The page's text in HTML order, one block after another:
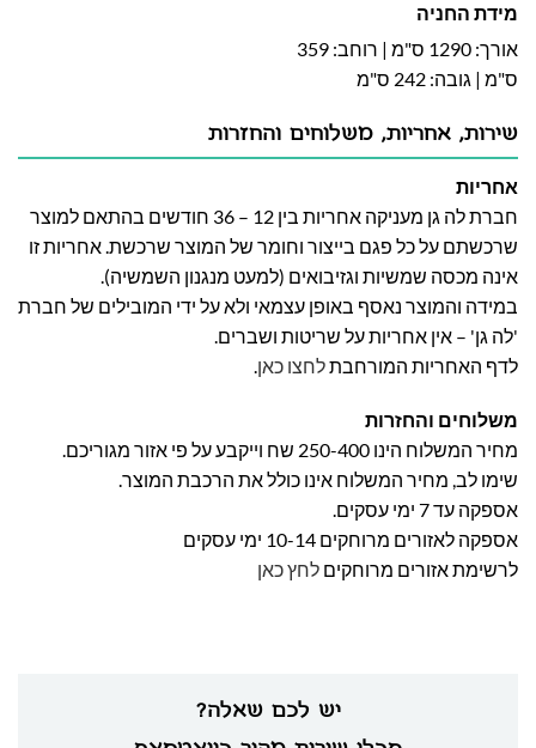
מידת החניה
אורך: 1290 ס"מ | רוחב: 359
ס"מ | גובה: 242 ס"מ
יש לכם שאלה?
שירות, אחריות, משלוחים והחזרות
אחריות
חברת לה גן מעניקה אחריות בין 12 – 36 חודשים בהתאם למוצר
שרכשתם על כל פגם בייצור וחומר של המוצר שרכשת. אחריות זו
אינה מכסה שמשיות וגזיבואים (למעט מנגנון השמשיה).
במידה והמוצר נאסף באופן עצמאי ולא על ידי המובילים של חברת
'לה גן' – אין אחריות על שריטות ושברים.
לדף האחריות המורחבתלחצו כאן.
משלוחים והחזרות
מחיר המשלוח הינו 250-400 שח וייקבע על פי אזור מגוריכם.
שימו לב, מחיר המשלוח אינו כולל את הרכבת המוצר.
אספקה עד 7 ימי עסקים.
אספקה לאזורים מרוחקים 10-14 ימי עסקים
לרשימת אזורים מרוחקים לחץ כאן